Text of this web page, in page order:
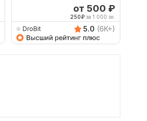
от 500 ₽
250₽за 1 000 зн.
DroBit 5.0 (6K+)